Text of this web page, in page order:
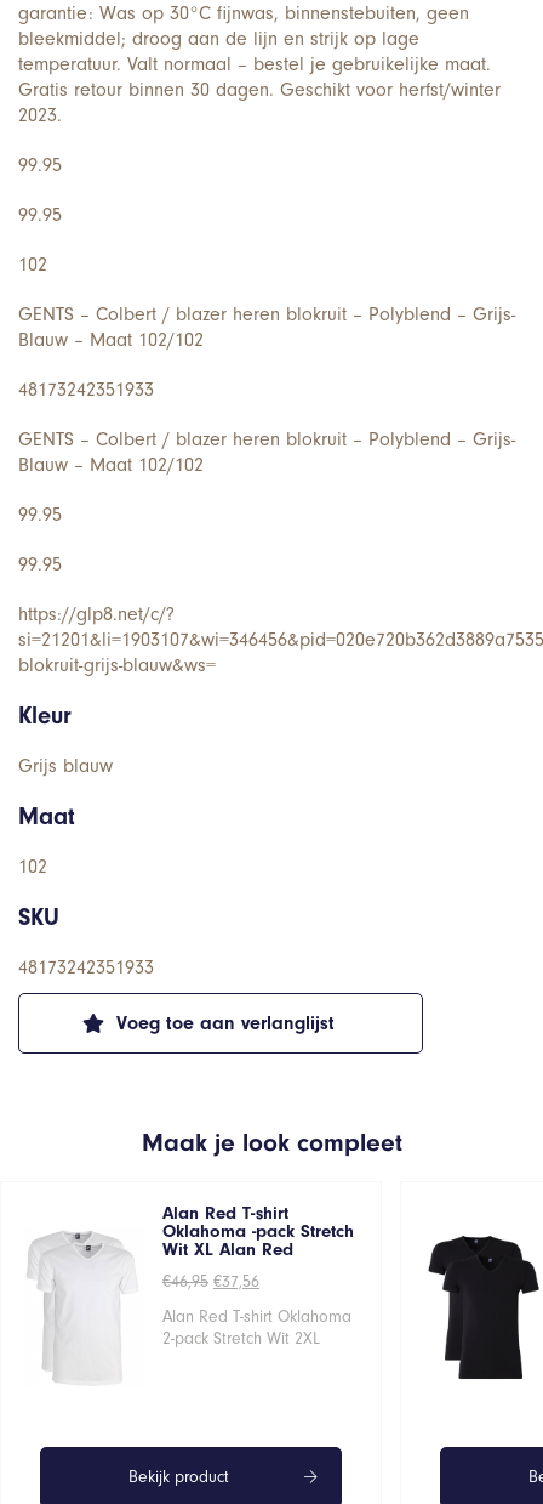
Voeg toe aan verlanglijst
garantie: Was op 30°C fijnwas, binnenstebuiten, geen
bleekmiddel; droog aan de lijn en strijk op lage
temperatuur. Valt normaal – bestel je gebruikelijke maat.
Gratis retour binnen 30 dagen. Geschikt voor herfst/winter
2023.
99.95
99.95
102
GENTS – Colbert / blazer heren blokruit – Polyblend – Grijs-
Blauw – Maat 102/102
48173242351933
GENTS – Colbert / blazer heren blokruit – Polyblend – Grijs-
Blauw – Maat 102/102
99.95
99.95
https://glp8.net/c/?
blokruit-grijs-blauw&ws=
Kleur
Grijs blauw
Maat
102
SKU
48173242351933
Maak je look compleet
Alan Red T-shirt
Oklahoma -pack Stretch
Wit XL Alan Red
€46,95 Oorspronkelijke
was:
€46,95.
€37,56Huidige
is:
€37,56.
Alan Red T-shirt Oklahoma
2-pack Stretch Wit 2XL
Bekijk product